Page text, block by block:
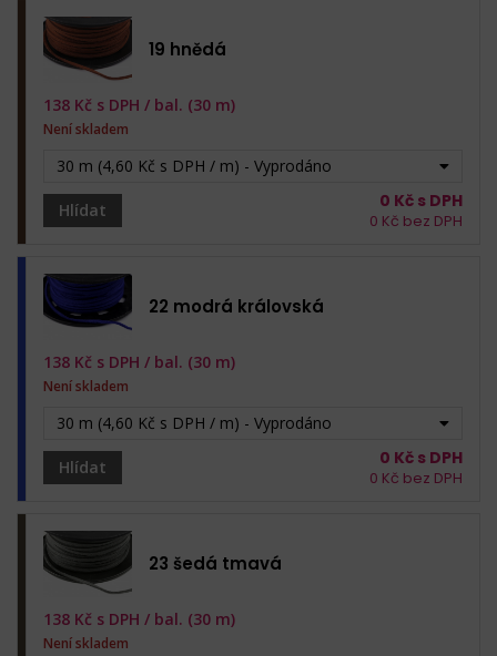
19 hnědá
30 m (4,60 Kč s DPH / m) - Vyprodáno
Hlídat
138 Kč s DPH / bal. (30 m)
Není skladem
0 Kč s DPH
0 Kč bez DPH
22 modrá královská
30 m (4,60 Kč s DPH / m) - Vyprodáno
Hlídat
138 Kč s DPH / bal. (30 m)
Není skladem
0 Kč s DPH
0 Kč bez DPH
23 šedá tmavá
138 Kč s DPH / bal. (30 m)
Není skladem